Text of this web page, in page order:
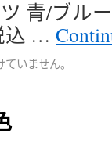
青/ブル
込 …
いません。